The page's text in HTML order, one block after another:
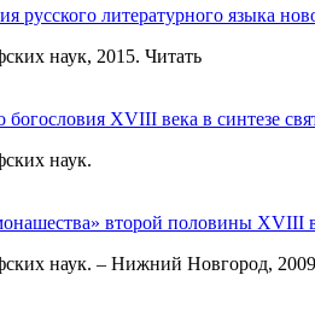
русского литературного языка
наук, 2015. Читать
XVIII века в синтезе
наук.
второй половины XVIII
наук. – Нижний Новгород,